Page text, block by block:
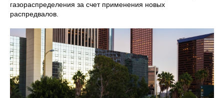
газораспределения за счет применения новых
распредвалов.